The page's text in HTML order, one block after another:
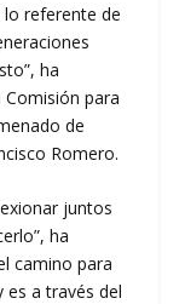
lo referente de
ha
Comisión para
de
Romero.
juntos
ha
camino para
es a través del